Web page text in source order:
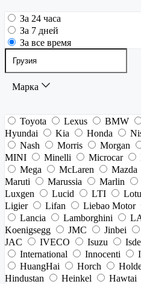
За 24 часа
За 7 дней
За все время
Марка
Toyota Lexus BMW
Hyundai
Kia Honda
Nash
Morris Morgan
MINI
Minelli Microcar
Mega
McLaren Mazda
Maruti
Marussia Marlin
Luxgen
Lucid LTI
Ligier
Lifan Liebao Motor
Lancia
Lamborghini
Koenigsegg
JMC Jinbei
JAC
IVECO Isuzu
International
Innocenti
HuangHai
Horch
Hindustan
Heinkel Hawtai